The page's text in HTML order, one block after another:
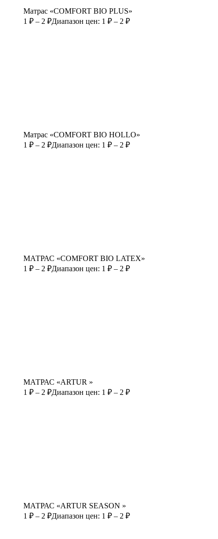
Матрас «COMFORT BIO PLUS»
1 ₽ – 2 ₽Диапазон цен: 1 ₽ – 2 ₽
Матрас «COMFORT BIO HOLLO»
1 ₽ – 2 ₽Диапазон цен: 1 ₽ – 2 ₽
МАТРАС «COMFORT BIO LATEX»
1 ₽ – 2 ₽Диапазон цен: 1 ₽ – 2 ₽
МАТРАС «ARTUR »
1 ₽ – 2 ₽Диапазон цен: 1 ₽ – 2 ₽
МАТРАС «ARTUR SEASON »
1 ₽ – 2 ₽Диапазон цен: 1 ₽ – 2 ₽